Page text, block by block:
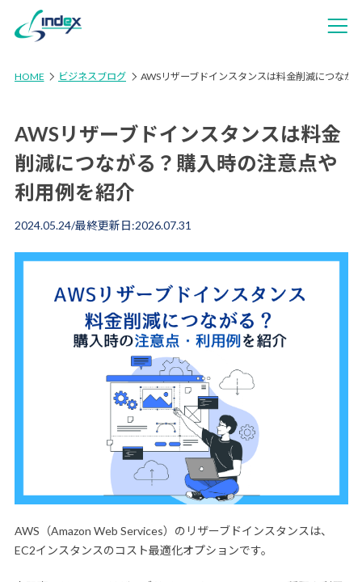
HOME ビジネスブログ AWSリザーブドインスタンスは料金削減につなが
AWSリザーブドインスタンスは料金
削減につながる？購入時の注意点や
利用例を紹介
2024.05.24/最終更新日:2026.07.31
AWS（Amazon Web Services）のリザーブドインスタンスは、
EC2インスタンスのコスト最適化オプションです。